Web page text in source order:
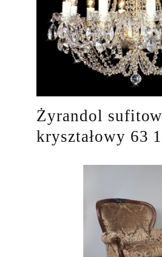
Żyrandol
kryształowy 63 1